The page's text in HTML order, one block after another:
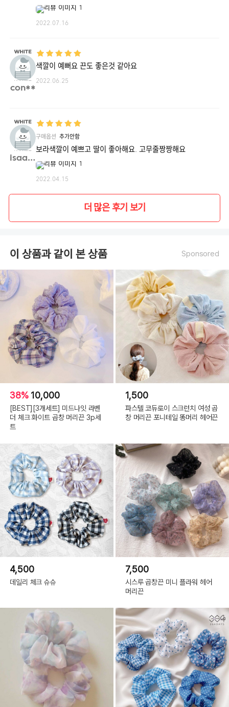
2022.07.16
con**
색깔이 예뻐요 끈도 좋은것 같아요
2022.06.25
isaac**
구매옵션 추가안함
보라색깔이 예쁘고 딸이 좋아해요. 고무줄짱짱해요
2022.04.15
더 많은 후기 보기
이 상품과 같이 본 상품 Sponsored
38% 10,000
[BEST][3개세트] 미드나잇 라벤
더 체크 화이트 곱창 머리끈 3p세
트
1,500
파스텔 코듀로이 스크런치 여성 곱
창 머리끈 포니테일 똥머리 헤어끈
4,500
데일리 체크 슈슈
7,500
시스루 곱창끈 미니 플라워 헤어
머리끈